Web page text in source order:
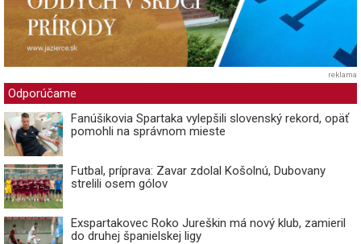
reklama
Odporúčame
Fanúšikovia Spartaka vylepšili slovenský rekord, opäť
pomohli na správnom mieste
Futbal, príprava: Zavar zdolal Košolnú, Dubovany
strelili osem gólov
Exspartakovec Roko Jureškin má nový klub, zamieril
do druhej španielskej ligy